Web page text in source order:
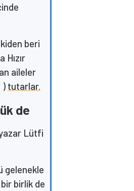
beri
Hızır
aileler
) tutarlar.
de
Lütfi
gelenekle
bir birlik de